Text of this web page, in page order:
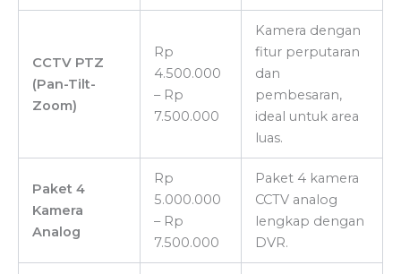
CCTV PTZ
(Pan-Tilt-
Zoom)
Rp
4.500.000
– Rp
7.500.000
Kamera dengan
fitur perputaran
dan
pembesaran,
ideal untuk area
luas.
Paket 4
Kamera
Analog
Rp
5.000.000
– Rp
7.500.000
Paket 4 kamera
CCTV analog
lengkap dengan
DVR.